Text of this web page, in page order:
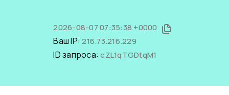
2026-08-07 07:35:38 +0000
Ваш IP:216.73.216.229
ID запроса:cZL1qTGDtqM1